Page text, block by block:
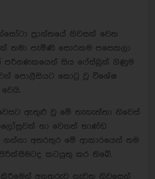
ප්‍රාන්තයේ නිවසක් වෙත
තමා පැමිණි සොරකම පසෙකලා
පරිගණකයෙන් සිය ෆේස්බුක් ගිණුම
පොලීසියට කොටු වූ විශේෂ
ඇතුළු වූ මේ තැනැත්තා නිවෙස්
හා වෙනත් භාණ්ඩ
අතරතුර මේ ආකාරයෙන් තම
කටයුතු කර තිබේ.
අනතුරුව නැවත නිවසෙන්